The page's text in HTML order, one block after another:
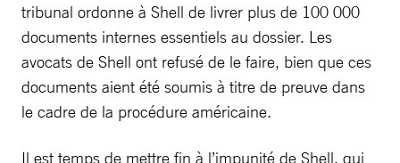
tribunal ordonne à Shell de livrer plus de 100 000
documents internes essentiels au dossier. Les
avocats de Shell ont refusé de le faire, bien que ces
documents aient été soumis à titre de preuve dans
le cadre de la procédure américaine.
Il est temps de mettre fin à l’impunité de Shell, qui